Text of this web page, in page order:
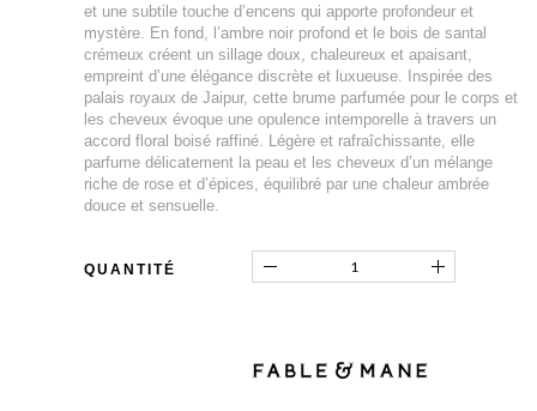
et une subtile touche d’encens qui apporte profondeur et
mystère. En fond, l’ambre noir profond et le bois de santal
crémeux créent un sillage doux, chaleureux et apaisant,
empreint d’une élégance discrète et luxueuse. Inspirée des
palais royaux de Jaipur, cette brume parfumée pour le corps et
les cheveux évoque une opulence intemporelle à travers un
accord floral boisé raffiné. Légère et rafraîchissante, elle
parfume délicatement la peau et les cheveux d’un mélange
riche de rose et d’épices, équilibré par une chaleur ambrée
douce et sensuelle.
QUANTITÉ